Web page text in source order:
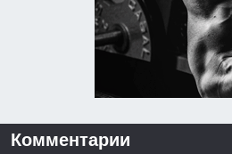
Комментарии